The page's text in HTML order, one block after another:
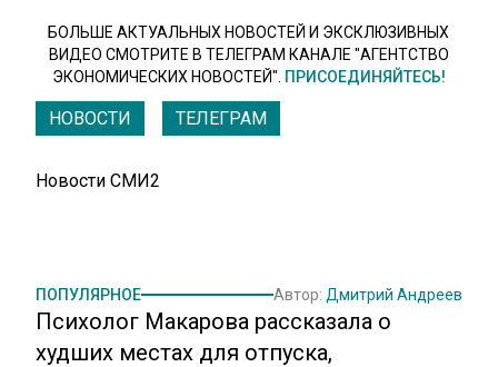
БОЛЬШЕ АКТУАЛЬНЫХ НОВОСТЕЙ И ЭКСКЛЮЗИВНЫХ
ВИДЕО СМОТРИТЕ В ТЕЛЕГРАМ КАНАЛЕ "АГЕНТСТВО
ЭКОНОМИЧЕСКИХ НОВОСТЕЙ". ПРИСОЕДИНЯЙТЕСЬ!
НОВОСТИ ТЕЛЕГРАМ
Новости СМИ2
ПОПУЛЯРНОЕ Автор: Дмитрий Андреев
Психолог Макарова рассказала о
худших местах для отпуска,